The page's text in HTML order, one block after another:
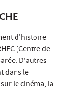
d'histoire
(Centre de
D'autres
dans le
le cinéma, la